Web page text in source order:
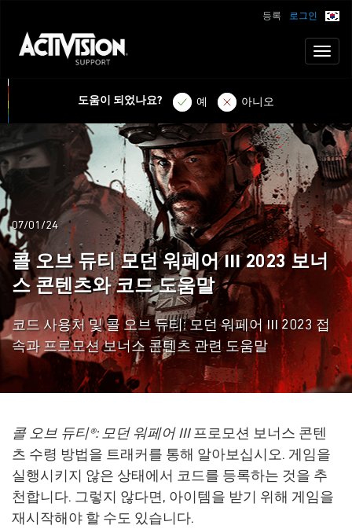
로그인
등록
도움이 되었나요? 예 아니오
07/01/24
콜 오브 듀티 모던 워페어 III 2023 보너
스 콘텐츠와 코드 도움말
코드 사용처 및 콜 오브 듀티: 모던 워페어 III 2023 접
속과 프로모션 보너스 콘텐츠 관련 도움말
콜 오브 듀티®: 모던 워페어 III프로모션 보너스 콘텐
츠 수령 방법을 트래커를 통해 알아보십시오. 게임을
실행시키지 않은 상태에서 코드를 등록하는 것을 추
천합니다. 그렇지 않다면, 아이템을 받기 위해 게임을
재시작해야 할 수도 있습니다.